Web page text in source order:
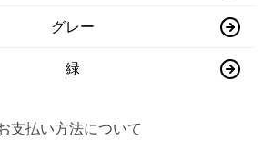
グレー
緑
支払い方法について